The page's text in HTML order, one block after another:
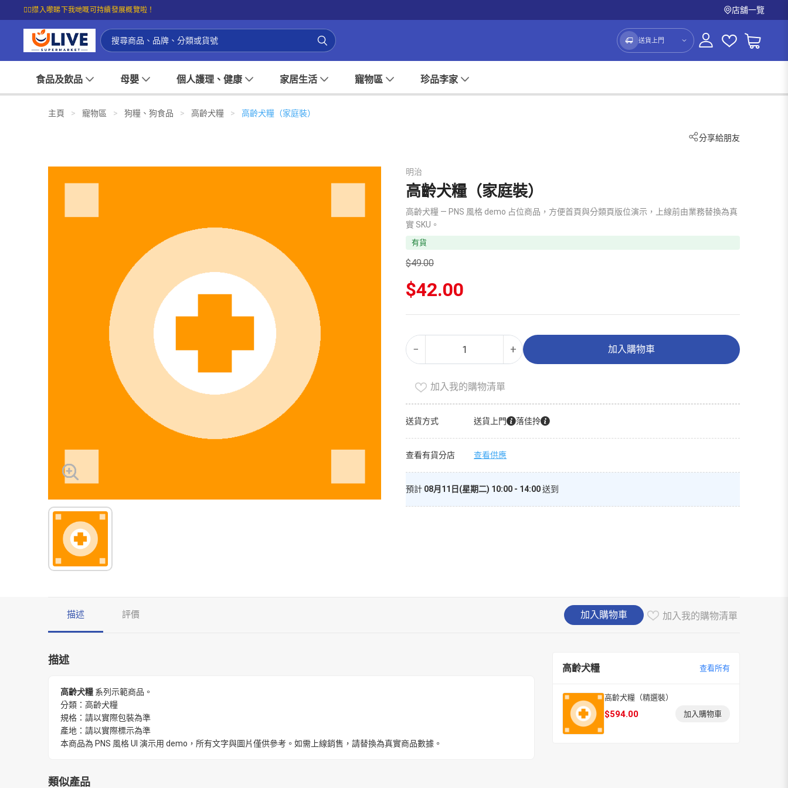
⭐購物滿$399即享免費送貨；滿$100即可免費店取。
☝🏼㩒入嚟睇下我哋嘅可持續發展概覽啦！
店舖一覽
送貨上門
食品及飲品 母嬰 個人護理、健康 家居生活 寵物區 珍品李家
主頁 > 寵物區 > 狗糧、狗食品 > 高齡犬糧 > 高齡犬糧（家庭裝）
分享給朋友
明治
高齡犬糧（家庭裝）
高齡犬糧 — PNS 風格 demo 占位商品，方便首頁與分類頁版位演示，上線前由業務替換為真
實 SKU。
有貨
$49.00
原
始
$49.00。
$42.00
價
格：
$42.00。
−
高
齡
（家
庭
量
+ 加入購物車
Alternative:
加入我的購物清單
送貨方式 送貨上門 落佳拎
查看有貨分店 查看供應
預計 08月11日(星期二) 10:00 - 14:00送到
描述 評價 加入購物車 加入我的購物清單
描述
高齡犬糧 系列示範商品。
分類：高齡犬糧
規格：請以實際包裝為準
產地：請以實際標示為準
本商品為 PNS 風格 UI 演示用 demo，所有文字與圖片僅供參考。如需上線銷售，請替換為真實商品數據。
類似產品
高齡犬糧 查看所有
高齡犬糧（精選裝）
$594.00 加入購物車